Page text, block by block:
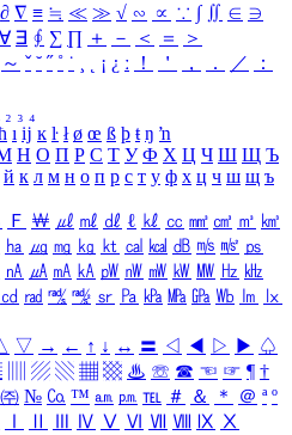
∂ ∇ ≡ ≒ ≪ ≫ √ ∽ ∝ ∵ ∫ ∬ ∈ ∋
∀ ∃ ∮ ∑ ∏ ＋ － ＜ ＝
＞
～ ˇ ˘ ˝ ˚ ˙ ¸ ¡ ¿ ː ！ ＇ ， ． ／
：
₂ ₃ ₄
ı ĳ ĸ ŀ ł ø œ ß þ ŧ ŋ ŉ
Н О П Р С Т У Ф Х Ц Ч Ш Щ Ъ
й к л м н о п р с т у ф х ц ч ш щ ъ
Ｆ ￦ ㎕ ㎖ ㎗ ℓ ㎘ ㏄ ㎣ ㎤ ㎥ ㎦
㏊ ㎍ ㎎ ㎏ ㏏ ㎈ ㎉ ㏈ ㎧ ㎨ ㎰
㎁ ㎂ ㎃ ㎄ ㎺ ㎻ ㎽ ㎾ ㎿ ㎐ ㎑
㏅ ㎭ ㎮ ㎯ ㏛ ㎩ ㎪ ㎫ ㎬ ㏝ ㏐
㏓
▽ → ← ↑ ↓ ↔ 〓 ◁ ◀ ▷ ▶ ♤
▨ ▧ ▦ ▩ ♨ ☏ ☎ ☜ ☞ ¶ †
㈜ № ㏇ ™ ㏂ ㏘ ℡ ＃ ＆ ＊ ＠ ª º
Ⅳ Ⅴ Ⅵ Ⅶ Ⅷ Ⅸ Ⅹ